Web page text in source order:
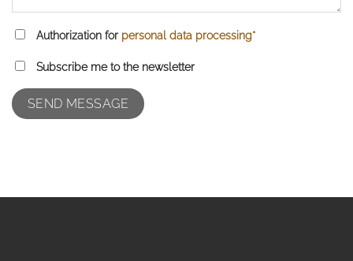
Authorization for personal data processing*
Subscribe me to the newsletter